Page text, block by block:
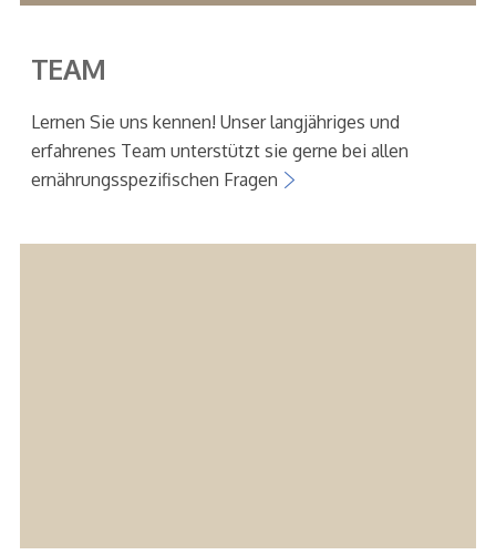
TEAM
Lernen Sie uns kennen! Unser langjähriges und
erfahrenes Team unterstützt sie gerne bei allen
ernährungsspezifischen Fragen